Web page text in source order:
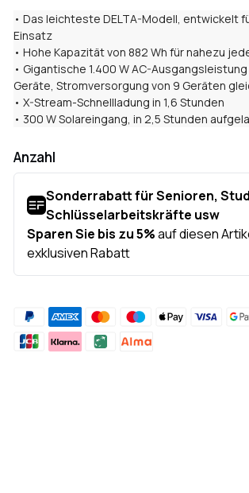
• Das leichteste DELTA-Modell, entwickelt
Einsatz
• Hohe Kapazität von 882 Wh für nahezu
• Gigantische 1.400 W AC-
Geräte, Stromversorgung von 9 Geräten
• X-Stream-Schnellladung in 1,6 Stunden
• 300 W Solareingang, in 2,5 Stunden
Anzahl